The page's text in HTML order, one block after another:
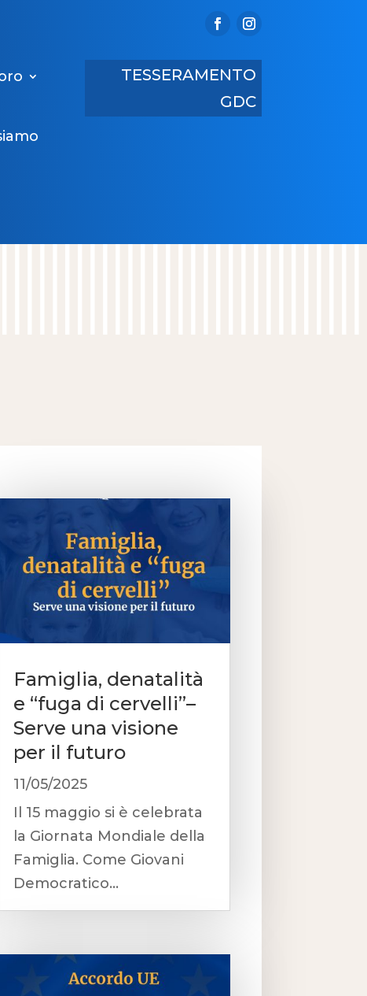
TESSERAMENTO
GDC
Famiglia, denatalità
e “fuga di cervelli”–
Serve una visione
per il futuro
11/05/2025
Il 15 maggio si è celebrata
la Giornata Mondiale della
Famiglia. Come Giovani
Democratico...